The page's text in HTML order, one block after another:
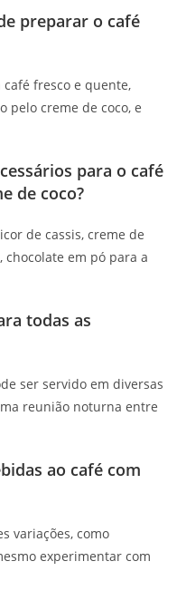
preparar o café
fresco e quente,
pelo creme de coco, e
para o café
de coco?
de cassis, creme de
chocolate em pó para a
todas as
ser servido em diversas
reunião noturna entre
ao café com
variações, como
experimentar com